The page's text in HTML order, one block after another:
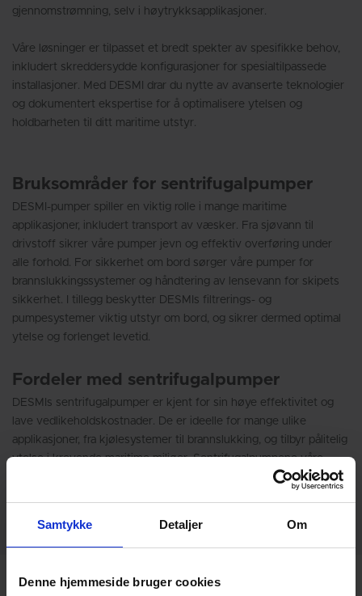
Samtykke Detaljer Om
Denne hjemmeside bruger cookies
gjennomstrømning, selv i høytrykksapplikasjoner.
Våre løsninger er tilpasset et bredt spekter av spesifikke behov,
inkludert skreddersydde konfigurasjoner for spesialtilpassede
installasjoner. Med DESMI drar du nytte av avanserte teknologier
og dokumentert ekspertise for å optimalisere ytelsen og
holdbarheten til ditt maritime utstyr.
Bruksområder for sentrifugalpumper
DESMI-pumper spiller en viktig rolle i mange maritime
applikasjoner, inkludert transport av væsker. Fra sjøvann til
drivstoff sikrer våre pumper jevn og effektiv overføring under
alle forhold. For sikkerhet om bord sørger våre pumper for
brannslukkingssystemer og håndtering av lensevann for skipets
sikkerhet. I tillegg beskytter DESMIs filtrerings- og
pumpesystemer viktig utstyr om bord, og sikrer dermed optimal
ytelse og forlenget levetid.
Fordeler med sentrifugalpumper
DESMIs sentrifugalpumper er kjent for sin høye effektivitet og
lave vedlikeholdskostnader. De er ideelle for mange ulike
applikasjoner, fra kjølesystemer til brannslukking, og tilbyr pålitelig
ytelse i krevende maritime miljøer. Sentrifugalpumpene våre
bidrar til å redusere slitasje på utstyr, forbedre driftseffektiviteten